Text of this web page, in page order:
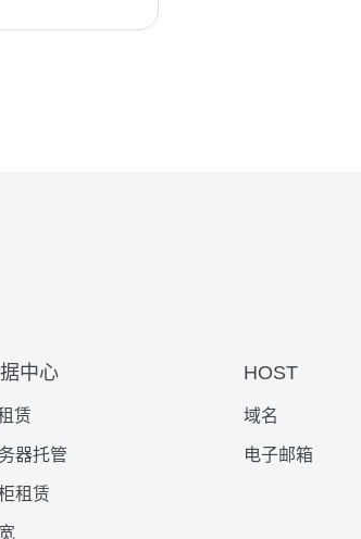
中心
赁
器托管
租赁
HOST
域名
电子邮箱